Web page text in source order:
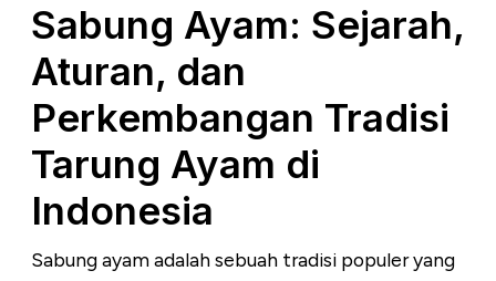
Sabung Ayam: Sejarah,
Aturan, dan
Perkembangan Tradisi
Tarung Ayam di
Indonesia
Sabung ayam adalah sebuah tradisi populer yang